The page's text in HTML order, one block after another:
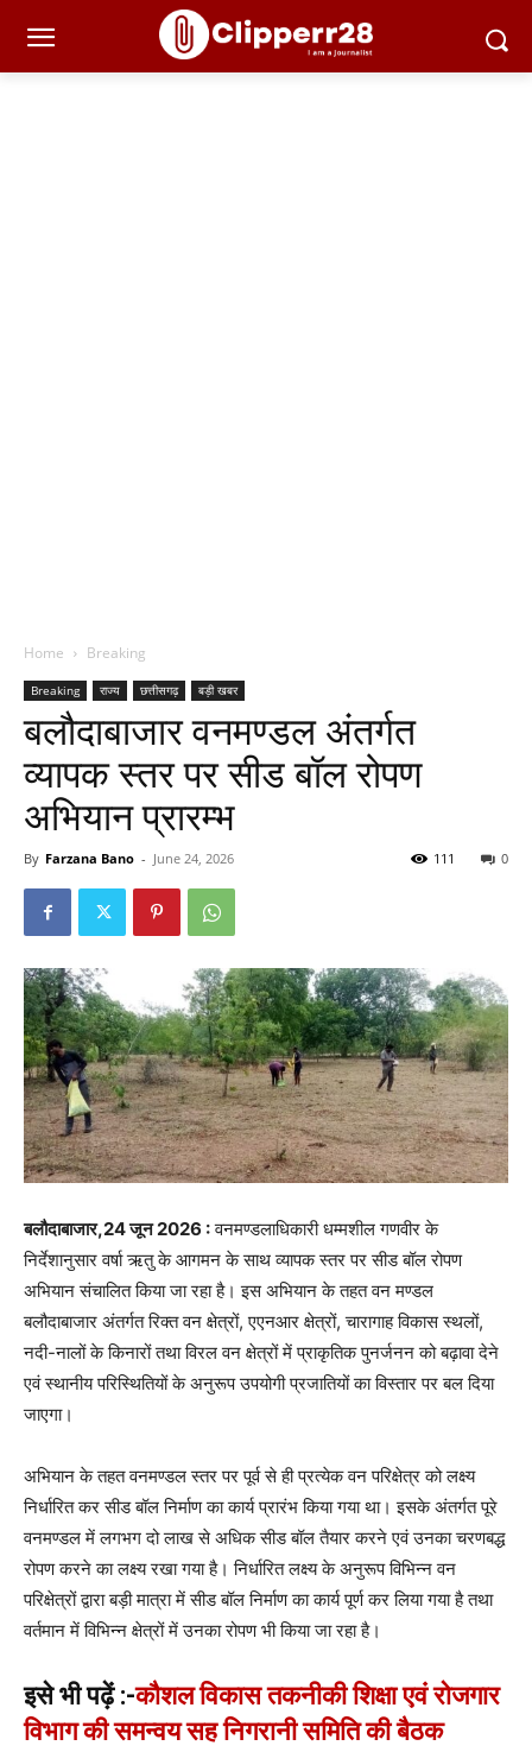
Home Breaking
Breaking राज्य छत्तीसगढ़ बड़ी खबर
बलौदाबाजार वनमण्डल अंतर्गत
व्यापक स्तर पर सीड बॉल रोपण
अभियान प्रारम्भ
By Farzana Bano - June 24, 2026 0
111
बलौदाबाजार,24 जून 2026 :वनमण्डलाधिकारी धम्मशील गणवीर के
निर्देशानुसार वर्षा ऋतु के आगमन के साथ व्यापक स्तर पर सीड बॉल रोपण
अभियान संचालित किया जा रहा है। इस अभियान के तहत वन मण्डल
बलौदाबाजार अंतर्गत रिक्त वन क्षेत्रों, एएनआर क्षेत्रों, चारागाह विकास स्थलों,
नदी-नालों के किनारों तथा विरल वन क्षेत्रों में प्राकृतिक पुनर्जनन को बढ़ावा देने
एवं स्थानीय परिस्थितियों के अनुरूप उपयोगी प्रजातियों का विस्तार पर बल दिया
जाएगा।
अभियान के तहत वनमण्डल स्तर पर पूर्व से ही प्रत्येक वन परिक्षेत्र को लक्ष्य
निर्धारित कर सीड बॉल निर्माण का कार्य प्रारंभ किया गया था। इसके अंतर्गत पूरे
वनमण्डल में लगभग दो लाख से अधिक सीड बॉल तैयार करने एवं उनका चरणबद्ध
रोपण करने का लक्ष्य रखा गया है। निर्धारित लक्ष्य के अनुरूप विभिन्न वन
परिक्षेत्रों द्वारा बड़ी मात्रा में सीड बॉल निर्माण का कार्य पूर्ण कर लिया गया है तथा
वर्तमान में विभिन्न क्षेत्रों में उनका रोपण भी किया जा रहा है।
इसे भी पढ़ें :-कौशल विकास तकनीकी शिक्षा एवं रोजगार
विभाग की समन्वय सह निगरानी समिति की बैठक